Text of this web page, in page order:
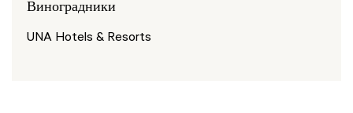
Виноградники
UNA Hotels & Resorts